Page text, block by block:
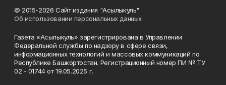
© 2015-2026 Сайт издания "Асылыкуль"
Об использовании персональных данных
Газета «Асылыкуль» зарегистрирована в Управлении
Федеральной службы по надзору в сфере связи,
информационных технологий и массовых коммуникаций по
Республике Башкортостан. Регистрационный номер ПИ № ТУ
02 - 01744 от 19.05.2025 г.